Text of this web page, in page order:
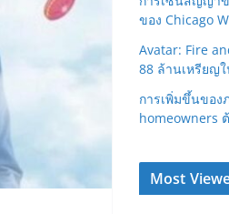
ของ Chicago
Avatar: Fire
88 ล้านเหรียญ
การเพิ่มขึ้นของ
homeowners
Most